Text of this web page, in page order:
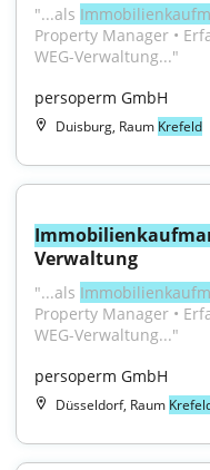
"...als
Property Manager •
WEG-Verwaltung..."
persoperm GmbH
Duisburg, Raum Krefeld
Verwaltung
"...als
Property Manager •
WEG-Verwaltung..."
persoperm GmbH
Düsseldorf, Raum